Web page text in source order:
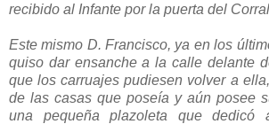
recibido al Infante por la puerta del
Este mismo D. Francisco, ya en los
quiso dar ensanche a la calle delante
que los carruajes pudiesen volver a
de las casas que poseía y aún posee
una pequeña plazoleta que dedicó